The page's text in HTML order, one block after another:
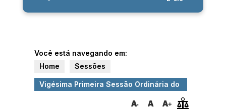
Você está navegando em:
Home
Sessões
Vigésima Primeira Sessão Ordinária do